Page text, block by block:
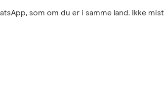
som om du er i samme land. Ikke